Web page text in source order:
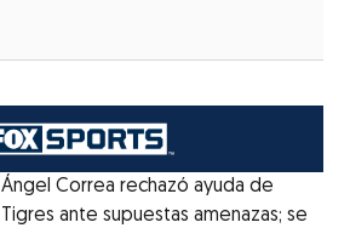
Ángel Correa rechazó ayuda de
Tigres ante supuestas amenazas; se